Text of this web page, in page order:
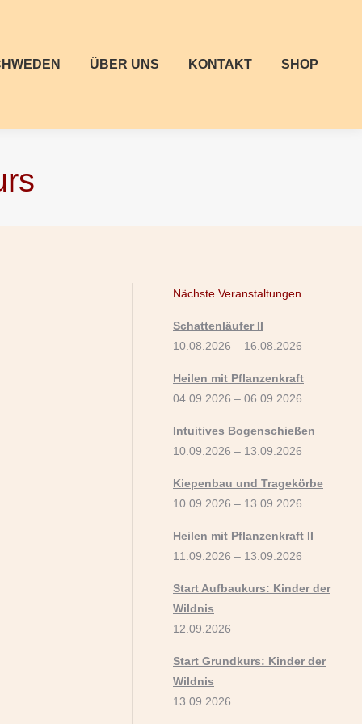
ÜBER UNS KONTAKT SHOP
Nächste Veranstaltungen
Schattenläufer II
10.08.2026 – 16.08.2026
Heilen mit Pflanzenkraft
04.09.2026 – 06.09.2026
Intuitives Bogenschießen
10.09.2026 – 13.09.2026
Kiepenbau und Tragekörbe
10.09.2026 – 13.09.2026
Heilen mit Pflanzenkraft II
11.09.2026 – 13.09.2026
Start Aufbaukurs: Kinder der
Wildnis
12.09.2026
Start Grundkurs: Kinder der
Wildnis
13.09.2026